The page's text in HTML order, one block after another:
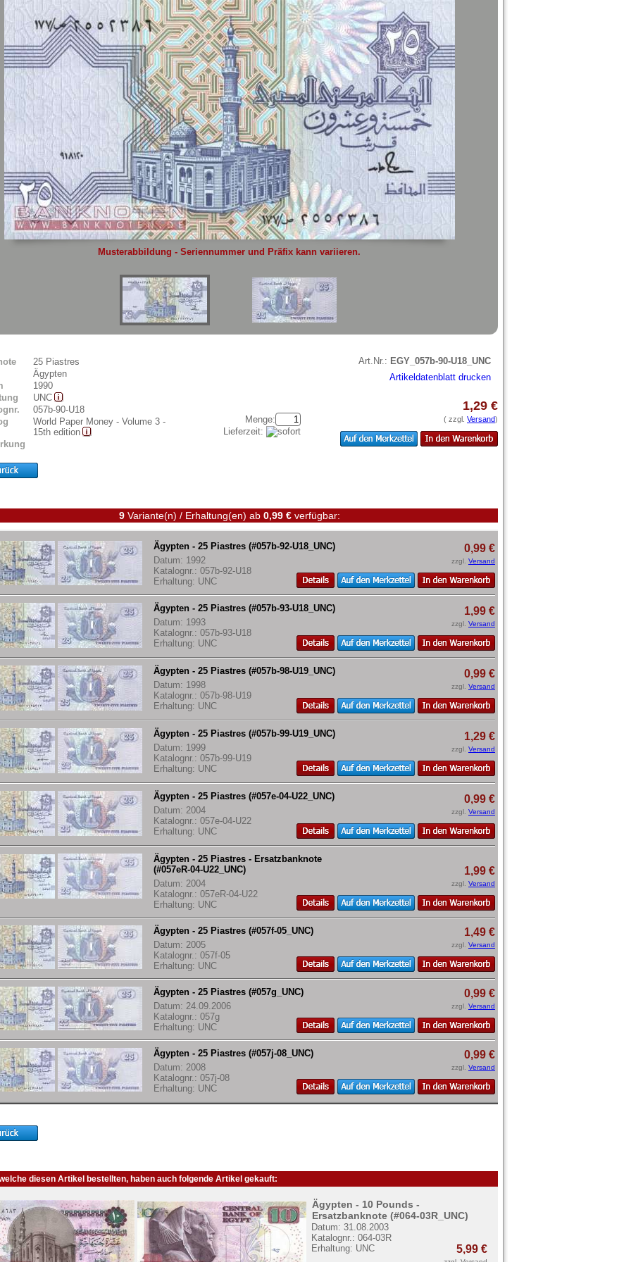
Sie hier.
Musterabbildung - Seriennummer und Präfix kann variieren.
25 Piastres
Ägypten
1990
UNC
057b-90-U18
World Paper Money - Volume 3 -
15th edition
Art.Nr.: EGY_057b-90-U18_UNC
Artikeldatenblatt drucken
Menge:
Lieferzeit:
1,29 €
( zzgl. Versand)
9Variante(n) / Erhaltung(en) ab 0,99 €verfügbar:
Ägypten - 25 Piastres (#057b-92-U18_UNC)
Datum: 1992
Katalognr.: 057b-92-U18
Erhaltung: UNC
0,99 €
zzgl. Versand
Ägypten - 25 Piastres (#057b-93-U18_UNC)
Datum: 1993
Katalognr.: 057b-93-U18
Erhaltung: UNC
1,99 €
zzgl. Versand
Ägypten - 25 Piastres (#057b-98-U19_UNC)
Datum: 1998
Katalognr.: 057b-98-U19
Erhaltung: UNC
0,99 €
zzgl. Versand
Ägypten - 25 Piastres (#057b-99-U19_UNC)
Datum: 1999
Katalognr.: 057b-99-U19
Erhaltung: UNC
1,29 €
zzgl. Versand
Ägypten - 25 Piastres (#057e-04-U22_UNC)
Datum: 2004
Katalognr.: 057e-04-U22
Erhaltung: UNC
0,99 €
zzgl. Versand
Ägypten - 25 Piastres - Ersatzbanknote
(#057eR-04-U22_UNC)
Datum: 2004
Katalognr.: 057eR-04-U22
Erhaltung: UNC
1,99 €
zzgl. Versand
Ägypten - 25 Piastres (#057f-05_UNC)
Datum: 2005
Katalognr.: 057f-05
Erhaltung: UNC
1,49 €
zzgl. Versand
Ägypten - 25 Piastres (#057g_UNC)
Datum: 24.09.2006
Katalognr.: 057g
Erhaltung: UNC
0,99 €
zzgl. Versand
Ägypten - 25 Piastres (#057j-08_UNC)
Datum: 2008
Katalognr.: 057j-08
Erhaltung: UNC
0,99 €
zzgl. Versand
diesen Artikel bestellten, haben auch folgende Artikel gekauft:
Ägypten - 10 Pounds -
Ersatzbanknote (#064-03R_UNC)
Datum: 31.08.2003
Katalognr.: 064-03R
Erhaltung: UNC
5,99 €